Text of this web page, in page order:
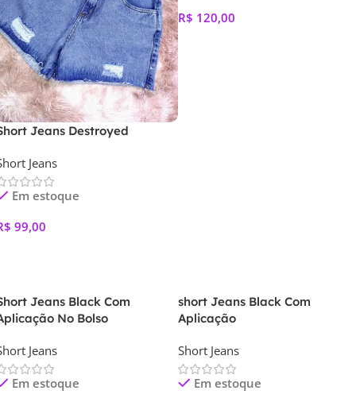
Jeans Destroyed
Jeans
Em estoque
99,00
R$ 120,00
Jeans Black Com
No Bolso
Jeans
Em estoque
short Jeans Black Com
Aplicação
Short Jeans
Em estoque